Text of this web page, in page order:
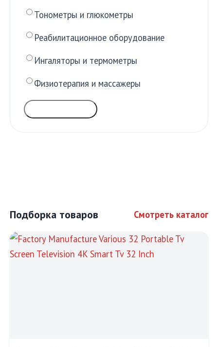
Тонометры и глюкометры
Реабилитационное оборудование
Ингаляторы и термометры
Физиотерапия и массажеры
Подборка товаров Смотреть каталог